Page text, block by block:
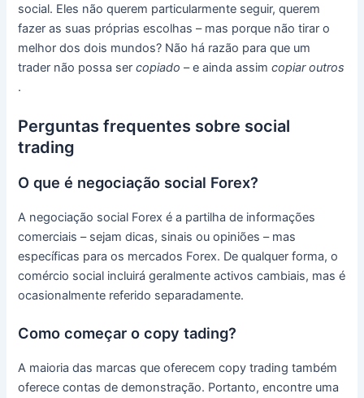
social. Eles não querem particularmente seguir, querem
fazer as suas próprias escolhas – mas porque não tirar o
melhor dos dois mundos? Não há razão para que um
trader não possa sercopiado – e ainda assimcopiar outros
.
Perguntas frequentes sobre social
trading
O que é negociação social Forex?
A negociação social Forex é a partilha de informações
comerciais – sejam dicas, sinais ou opiniões – mas
específicas para os mercados Forex. De qualquer forma, o
comércio social incluirá geralmente activos cambiais, mas é
ocasionalmente referido separadamente.
Como começar o copy tading?
A maioria das marcas que oferecem copy trading também
oferece contas de demonstração. Portanto, encontre uma